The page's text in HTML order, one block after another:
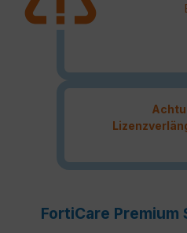
FortiCare Premium